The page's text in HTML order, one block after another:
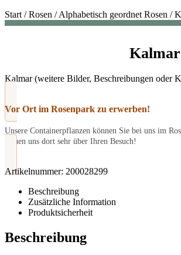
Start /Rosen /Alphabetisch geordnet Rosen /K
Kalmar
Kalmar (weitere Bilder, Beschreibungen oder
Vor Ort im Rosenpark zu erwerben!
Unsere Containerpflanzen können Sie bei uns im
freuen uns dort sehr über Ihren Besuch!
Artikelnummer: 200028299
Beschreibung
Zusätzliche Information
Produktsicherheit
Beschreibung